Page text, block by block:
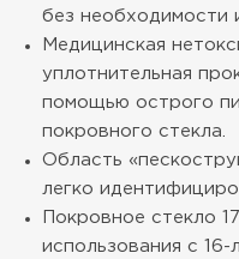
без необходимости
Медицинская
уплотнительная
помощью острого
покровного стекла.
Область
легко
Покровное стекло
использования с